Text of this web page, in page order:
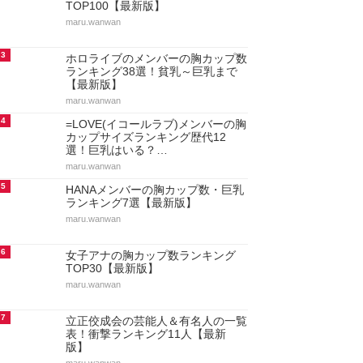
TOP100【最新版】
maru.wanwan
3
ホロライブのメンバーの胸カップ数
ランキング38選！貧乳～巨乳まで
【最新版】
maru.wanwan
4
=LOVE(イコールラブ)メンバーの胸
カップサイズランキング歴代12
選！巨乳はいる？…
maru.wanwan
5
HANAメンバーの胸カップ数・巨乳
ランキング7選【最新版】
maru.wanwan
6
女子アナの胸カップ数ランキング
TOP30【最新版】
maru.wanwan
7
立正佼成会の芸能人＆有名人の一覧
表！衝撃ランキング11人【最新
版】